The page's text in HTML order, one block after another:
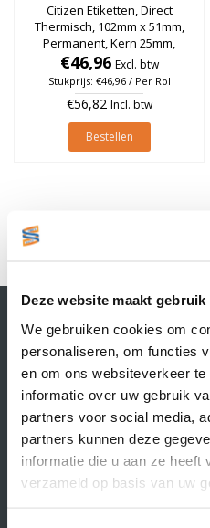
Deze website maakt
We gebruiken cookies om
personaliseren, om functies
en om ons websiteverkeer
informatie over uw gebruik
partners voor social media,
partners kunnen deze
informatie die u aan ze heeft
verzameld op basis van uw
Citizen Etiketten, Direct
Thermisch, 102mm x 51mm,
Permanent, Kern 25mm,
Oranje, rol à 1.370 stuks
€46,96 Excl. btw
Stukprijs: €46,96 / Per Rol
€56,82 Incl. btw
Bestellen
Contactgegevens
Supply Service B.V.
Nijverheidsstraat 25-K
3861 RJ Nijkerk
info@supplyservice.nl
+31 33 468 13 42
KvK nummer: 66384737